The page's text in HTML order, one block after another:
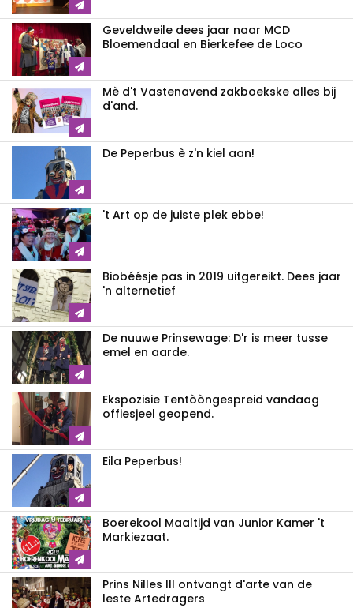
Geveldweile dees jaar naar MCD
Bloemendaal en Bierkefee de Loco
Mè d't Vastenavend zakboekske alles bij
d'and.
De Peperbus è z'n kiel aan!
't Art op de juiste plek ebbe!
Biobéésje pas in 2019 uitgereikt. Dees jaar
'n alternetief
De nuuwe Prinsewage: D'r is meer tusse
emel en aarde.
Ekspozisie Tentòòngespreid vandaag
offiesjeel geopend.
Eila Peperbus!
Boerekool Maaltijd van Junior Kamer 't
Markiezaat.
Prins Nilles III ontvangt d'arte van de
leste Artedragers